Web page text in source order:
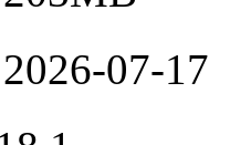
2026-07-17